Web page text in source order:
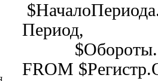
Период,
FROM